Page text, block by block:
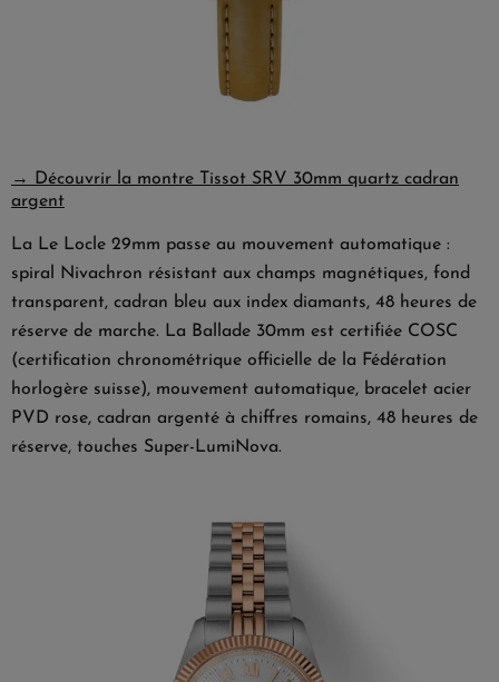
→ Découvrir la montre Tissot SRV 30mm quartz cadran
argent
La Le Locle 29mm passe au mouvement automatique :
spiral Nivachron résistant aux champs magnétiques, fond
transparent, cadran bleu aux index diamants, 48 heures de
réserve de marche. La Ballade 30mm est certifiée COSC
(certification chronométrique officielle de la Fédération
horlogère suisse), mouvement automatique, bracelet acier
PVD rose, cadran argenté à chiffres romains, 48 heures de
réserve, touches Super-LumiNova.